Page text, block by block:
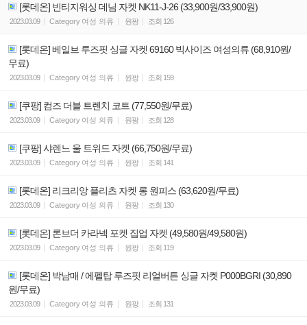
[롯데온] 빈티지워싱 데님 자켓 NK11-J-26 (33,900원/33,900원)
2023.03.09 Category 여성 의류 원팡 조회 126
[롯데온] 베일브 루즈핏 싱글 자켓 69160 빅사이즈 여성의류 (68,910원/
무료)
2023.03.09 Category 여성 의류 원팡 조회 159
[쿠팡] 컴즈 더블 트렌치 코트 (77,550원/무료)
2023.03.09 Category 여성 의류 원팡 조회 128
[쿠팡] 샤렌느 울 트위드 자켓 (66,750원/무료)
2023.03.09 Category 여성 의류 원팡 조회 141
[롯데온] 리크리앙 플리츠 자켓 롱 원피스 (63,620원/무료)
2023.03.09 Category 여성 의류 원팡 조회 130
[롯데온] 론브더 카라넥 포켓 집업 자켓 (49,580원/49,580원)
2023.03.09 Category 여성 의류 원팡 조회 119
[롯데온] 박남매 / 에펠탑 루즈핏 리얼버튼 싱글 자켓 P000BGRI (30,890
원/무료)
2023.03.09 Category 여성 의류 원팡 조회 131